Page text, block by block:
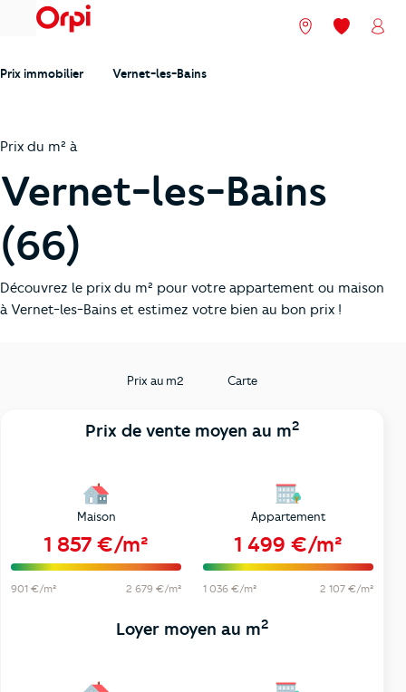
menu Nos agences
Mes
Prix immobilier Vernet-les-Bains
Prix du m² à
Vernet-les-Bains
(66)
Découvrez le prix du m² pour votre appartement ou maison
à Vernet-les-Bains et estimez votre bien au bon prix !
Prix au m2 Carte
Prix de vente moyen au m2
Maison
1 857 €/m²
901 €/m² 2 679 €/m²
Appartement
1 499 €/m²
1 036 €/m² 2 107 €/m²
Loyer moyen au m2